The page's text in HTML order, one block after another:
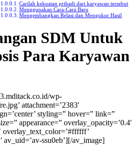
Carilah kekuatan pribadi dari karyawan tersebut
Menggunakan Cara-Cara Baru
Mengembangkan Relasi dan Mengukur Hasil
SDM Untuk
Para Karyawan
wp-
attachment=’2383′
styling=” hover=” link=”
appearance=” overlay_opacity=’0.4′
overlay_text_color=’#ffffff’
av_uid=’av-ssu0eb’][/av_image]